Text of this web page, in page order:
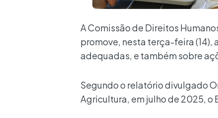
A Comissão de Direitos
promove, nesta terça-feira
adequadas, e também sobre
Segundo o relatório divulgado
Agricultura, em julho de 2025, o